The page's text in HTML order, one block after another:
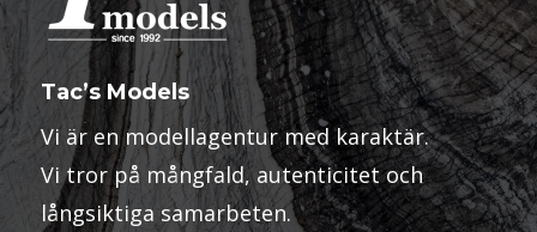
Tac’s Models
Vi är en modellagentur med karaktär.
Vi tror på mångfald, autenticitet och
långsiktiga samarbeten.